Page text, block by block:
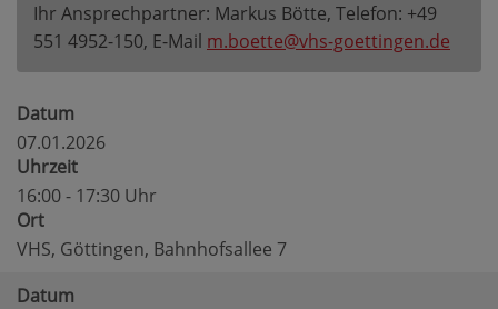
Ihr Ansprechpartner: Markus Bötte, Telefon: +49
551 4952-150, E-Mail m.boette@vhs-goettingen.de
Datum
07.01.2026
Uhrzeit
16:00 - 17:30 Uhr
Ort
VHS, Göttingen, Bahnhofsallee 7
Datum